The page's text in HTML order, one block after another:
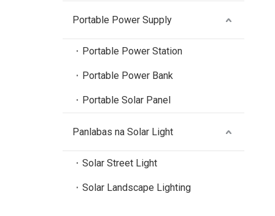
Portable Power Supply
Portable Power Station
Portable Power Bank
Portable Solar Panel
Panlabas na Solar Light
Solar Street Light
Solar Landscape Lighting